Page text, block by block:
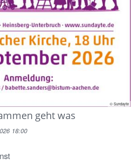
© Sundayte
geht was
18:00